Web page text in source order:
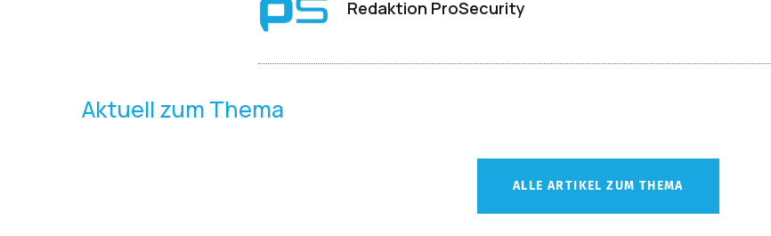
Redaktion ProSecurity
Aktuell zum Thema
ALLE ARTIKEL ZUM THEMA